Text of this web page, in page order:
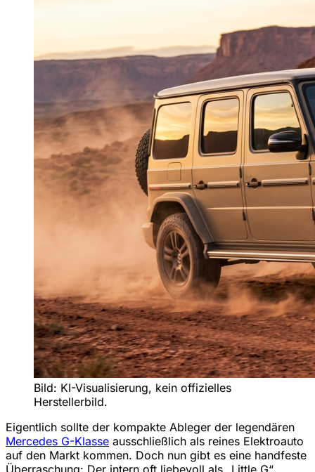
Bild: KI-Visualisierung, kein offizielles
Herstellerbild.
Eigentlich sollte der kompakte Ableger der legendären
Mercedes G-Klasse ausschließlich als reines Elektroauto
auf den Markt kommen. Doch nun gibt es eine handfeste
Überraschung: Der intern oft liebevoll als „Little G“